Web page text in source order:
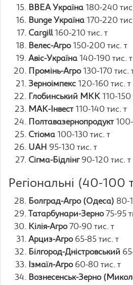
ВВЕА Україна 180-240
Bunge Україна 170-220
Cargill160-210 тис. т
Велес-Агро150-200 тис. т
Авіс-Україна 140-190 тис. т
Промінь-Агро130-170 тис.
Зерноімпекс 120-160 тис. т
Глобинський МКК 110-150
МАК-Інвест110-140 тис. т
Полтавазернопродукт100-
Стіома 100-130 тис. т
UAH 95-130 тис. т
Сігма-Бідлінг90-120 тис. т
Регіональні (40-100
Болград-Агро (Одеса) 80-
Татарбунари-Зерно75-95
Кілія-Агро70-90 тис. т
Арциз-Агро65-85 тис. т
Білгород-Дністровський
Ізмаїл-Агро60-80 тис. т
Вознесенськ-Зерно